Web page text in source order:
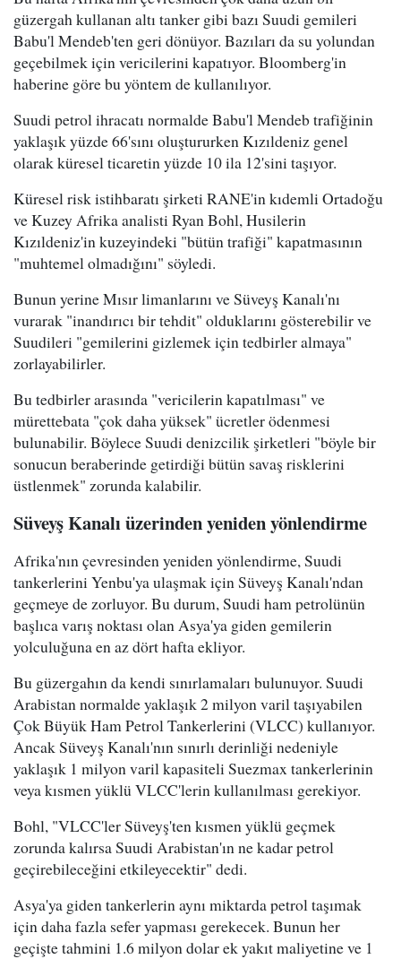
güzergah kullanan altı tanker gibi bazı Suudi gemileri
Babu'l Mendeb'ten geri dönüyor. Bazıları da su yolundan
geçebilmek için vericilerini kapatıyor. Bloomberg'in
haberine göre bu yöntem de kullanılıyor.
Suudi petrol ihracatı normalde Babu'l Mendeb trafiğinin
yaklaşık yüzde 66'sını oluştururken Kızıldeniz genel
olarak küresel ticaretin yüzde 10 ila 12'sini taşıyor.
Küresel risk istihbaratı şirketi RANE'in kıdemli Ortadoğu
ve Kuzey Afrika analisti Ryan Bohl, Husilerin
Kızıldeniz'in kuzeyindeki "bütün trafiği" kapatmasının
"muhtemel olmadığını" söyledi.
Bunun yerine Mısır limanlarını ve Süveyş Kanalı'nı
vurarak "inandırıcı bir tehdit" olduklarını gösterebilir ve
Suudileri "gemilerini gizlemek için tedbirler almaya"
zorlayabilirler.
Bu tedbirler arasında "vericilerin kapatılması" ve
mürettebata "çok daha yüksek" ücretler ödenmesi
bulunabilir. Böylece Suudi denizcilik şirketleri "böyle bir
sonucun beraberinde getirdiği bütün savaş risklerini
üstlenmek" zorunda kalabilir.
Süveyş Kanalı üzerinden yeniden yönlendirme
Afrika'nın çevresinden yeniden yönlendirme, Suudi
tankerlerini Yenbu'ya ulaşmak için Süveyş Kanalı'ndan
geçmeye de zorluyor. Bu durum, Suudi ham petrolünün
başlıca varış noktası olan Asya'ya giden gemilerin
yolculuğuna en az dört hafta ekliyor.
Bu güzergahın da kendi sınırlamaları bulunuyor. Suudi
Arabistan normalde yaklaşık 2 milyon varil taşıyabilen
Çok Büyük Ham Petrol Tankerlerini (VLCC) kullanıyor.
Ancak Süveyş Kanalı'nın sınırlı derinliği nedeniyle
yaklaşık 1 milyon varil kapasiteli Suezmax tankerlerinin
veya kısmen yüklü VLCC'lerin kullanılması gerekiyor.
Bohl, "VLCC'ler Süveyş'ten kısmen yüklü geçmek
zorunda kalırsa Suudi Arabistan'ın ne kadar petrol
geçirebileceğini etkileyecektir" dedi.
Asya'ya giden tankerlerin aynı miktarda petrol taşımak
için daha fazla sefer yapması gerekecek. Bunun her
geçişte tahmini 1.6 milyon dolar ek yakıt maliyetine ve 1